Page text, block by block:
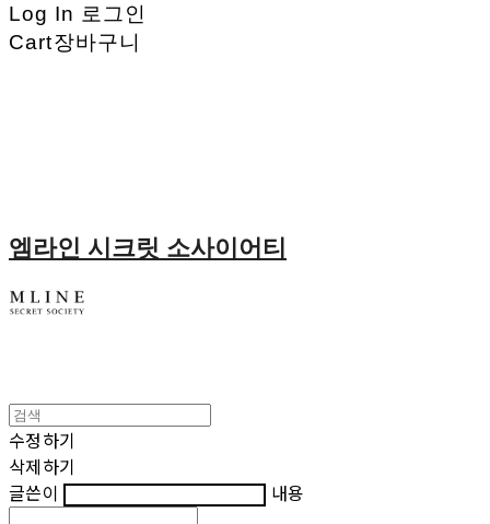
Log In 로그인
Cart장바구니
엠라인 시크릿 소사이어티
수정하기
삭제하기
글쓴이
내용